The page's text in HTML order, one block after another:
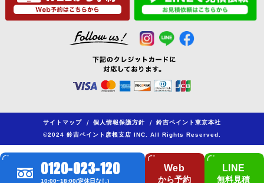
サイトマップ / 個人情報保護方針 /
鈴吉ペイント東京本社
©2024 鈴吉ペイント彦根支店 INC. All Rights Reserved.
0120-023-120
10:00~18:00(定休日なし)
Web
から予約
LINE
無料見積